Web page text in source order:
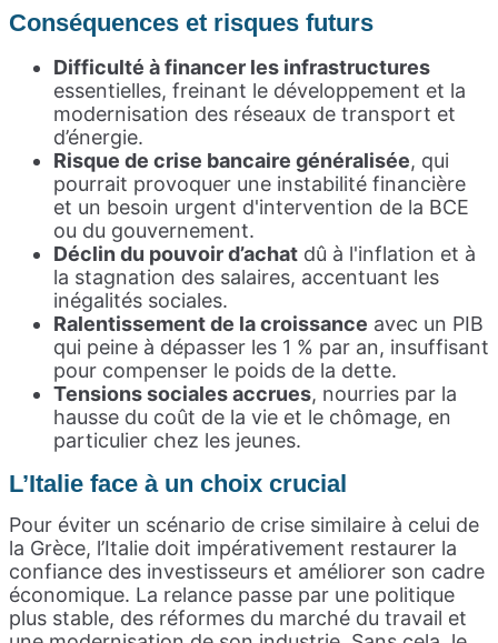
Conséquences et risques futurs
Difficulté à financer les infrastructures
essentielles, freinant le développement et la
modernisation des réseaux de transport et
d’énergie.
Risque de crise bancaire généralisée, qui
pourrait provoquer une instabilité financière
et un besoin urgent d'intervention de la BCE
ou du gouvernement.
Déclin du pouvoir d’achat dû à l'inflation et à
la stagnation des salaires, accentuant les
inégalités sociales.
Ralentissement de la croissance avec un PIB
qui peine à dépasser les 1 % par an, insuffisant
pour compenser le poids de la dette.
Tensions sociales accrues, nourries par la
hausse du coût de la vie et le chômage, en
particulier chez les jeunes.
L’Italie face à un choix crucial
Pour éviter un scénario de crise similaire à celui de
la Grèce, l’Italie doit impérativement restaurer la
confiance des investisseurs et améliorer son cadre
économique. La relance passe par une politique
plus stable, des réformes du marché du travail et